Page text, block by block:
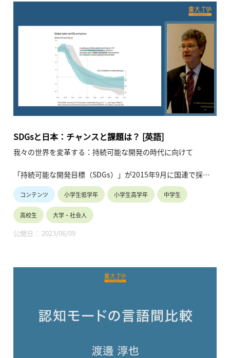
イベント後半では、参加学生が登壇者に、対談の内容に関連し
た質問を行い、世界トップ大学の学生という幸運な立場にある
者が担う社会への責務、地球規模課題に関心の無い層へのアプ
ローチ方法について助言があります。この講演は英語で行われ
・時間割：00:37 藤井輝夫スピーチ
05:34 対談
・講師名、講師所属：Paul Polman、IMAGINE / Co-Founder
Honorary Chairman, Unilever / Former CEO
石井 菜穂子、 東京大学 理事、教授
・動画の長さ：1:13:44
・シリーズ名：2022年度「Paul Polman氏との対談イベント」
SDGsと日本：チャンスと課題は？ [英語]
我々の世界を変革する：持続可能な開発の時代に向けて
「持続可能な開発目標（SDGs）」が2015年9月に国連で採択
されてから4年が経過。日本国内でもSDGsへの認知・理解が高
まり、政府、企業、大学、市民社会等による取組も活発化しつ
つあります。今回、SDGs推進の権威であるサックス教授がそ
の世界的な動向を紹介するとともに、SDGs達成に向けて日本
の強みや日本に期待される役割などを語ります。
※所属・役職は登壇当時のものです。
コンテンツ 小学生低学年 小学生高学年 中学生
高校生 大学・社会人
公開日： 2023/06/09